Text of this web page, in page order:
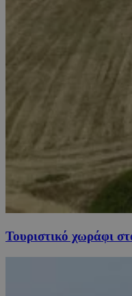
Τουριστικό χωράφι